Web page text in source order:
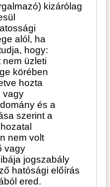
kizárólag
alól, ha
hogy:
nem üzleti
körében
hozta
vagy
és a
szerint a
nem volt
vagy
jogszabály
hatósági előírás
ered.